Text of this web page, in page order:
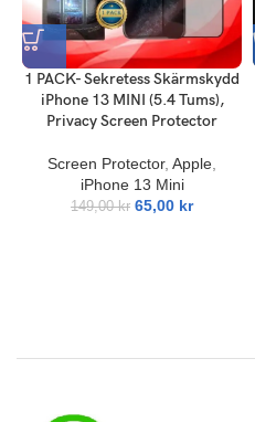
1 PACK- Sekretess Skärmskydd
iPhone 13 MINI (5.4 Tums),
Privacy Screen Protector
Screen Protector, Apple
iPhone 13 Mini
149,00kr 65,00 kr